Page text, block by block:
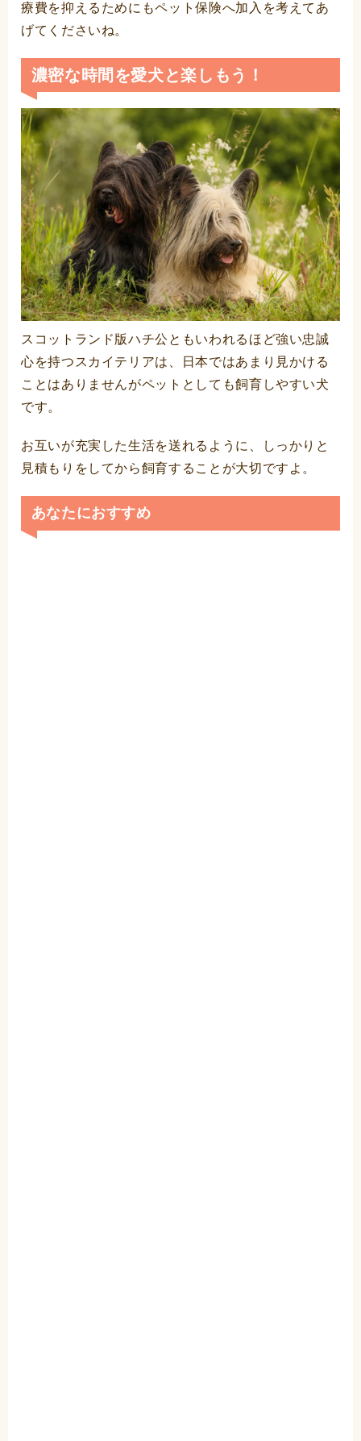
療費を抑えるためにもペット保険へ加入を考えてあ
げてくださいね。
濃密な時間を愛犬と楽しもう！
スコットランド版ハチ公ともいわれるほど強い忠誠
心を持つスカイテリアは、日本ではあまり見かける
ことはありませんがペットとしても飼育しやすい犬
です。
お互いが充実した生活を送れるように、しっかりと
見積もりをしてから飼育することが大切ですよ。
あなたにおすすめ